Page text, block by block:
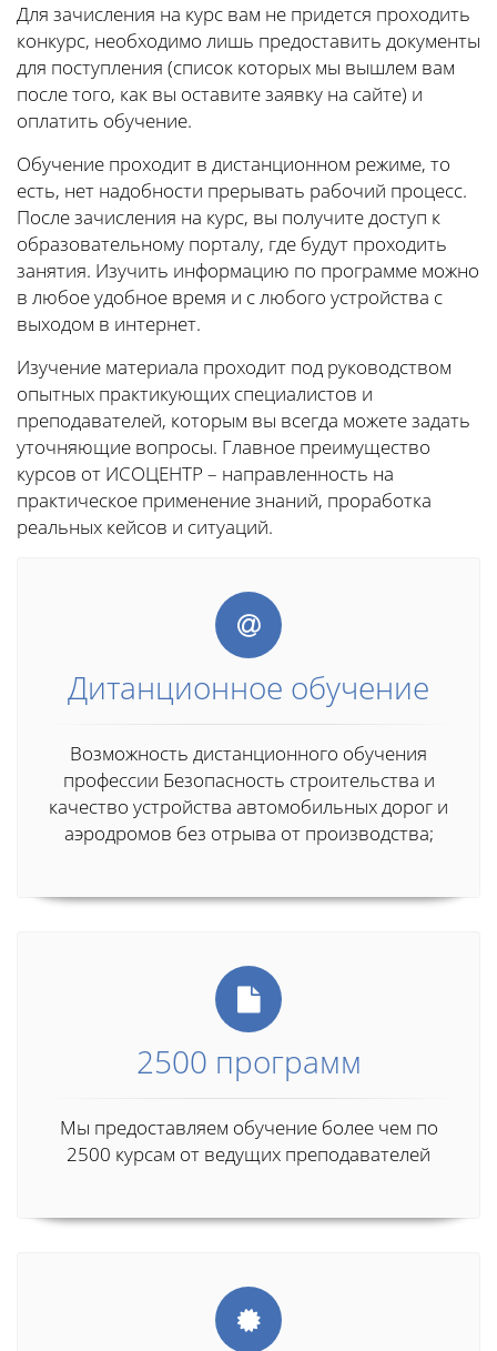
Для зачисления на курс вам не придется проходить
конкурс, необходимо лишь предоставить документы
для поступления (список которых мы вышлем вам
после того, как вы оставите заявку на сайте) и
оплатить обучение.
Обучение проходит в дистанционном режиме, то
есть, нет надобности прерывать рабочий процесс.
После зачисления на курс, вы получите доступ к
образовательному порталу, где будут проходить
занятия. Изучить информацию по программе можно
в любое удобное время и с любого устройства с
выходом в интернет.
Изучение материала проходит под руководством
опытных практикующих специалистов и
преподавателей, которым вы всегда можете задать
уточняющие вопросы. Главное преимущество
курсов от ИСОЦЕНТР – направленность на
практическое применение знаний, проработка
реальных кейсов и ситуаций.
Дитанционное обучение
Возможность дистанционного обучения
профессии Безопасность строительства и
качество устройства автомобильных дорог и
аэродромов без отрыва от производства;
2500 программ
Мы предоставляем обучение более чем по
2500 курсам от ведущих преподавателей